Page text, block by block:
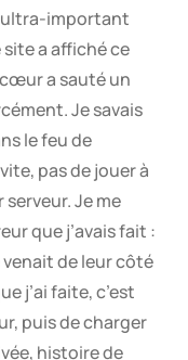
ultra-important
a affiché ce
a sauté un
Je savais
le feu de
pas de jouer à
Je me
que j’avais fait :
venait de leur côté
j’ai faite, c’est
puis de charger
histoire de